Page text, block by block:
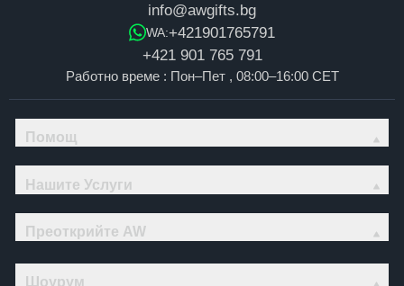
info@awgifts.bg
WA:+421901765791
+421 901 765 791
Работно време : Пон–Пет , 08:00–16:00 CET
Помощ
Нашите Услуги
Преоткрийте AW
Шоурум